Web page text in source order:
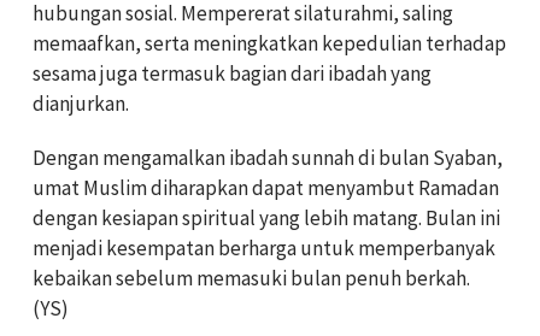
hubungan sosial. Mempererat silaturahmi, saling
memaafkan, serta meningkatkan kepedulian terhadap
sesama juga termasuk bagian dari ibadah yang
dianjurkan.
Dengan mengamalkan ibadah sunnah di bulan Syaban,
umat Muslim diharapkan dapat menyambut Ramadan
dengan kesiapan spiritual yang lebih matang. Bulan ini
menjadi kesempatan berharga untuk memperbanyak
kebaikan sebelum memasuki bulan penuh berkah.
(YS)